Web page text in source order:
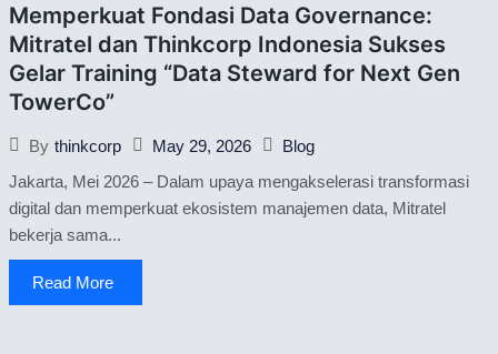
Memperkuat Fondasi Data Governance:
Mitratel dan Thinkcorp Indonesia Sukses
Gelar Training “Data Steward for Next Gen
TowerCo”
By thinkcorp May 29, 2026
Blog
Jakarta, Mei 2026 – Dalam upaya mengakselerasi transformasi
digital dan memperkuat ekosistem manajemen data, Mitratel
bekerja sama...
Read More